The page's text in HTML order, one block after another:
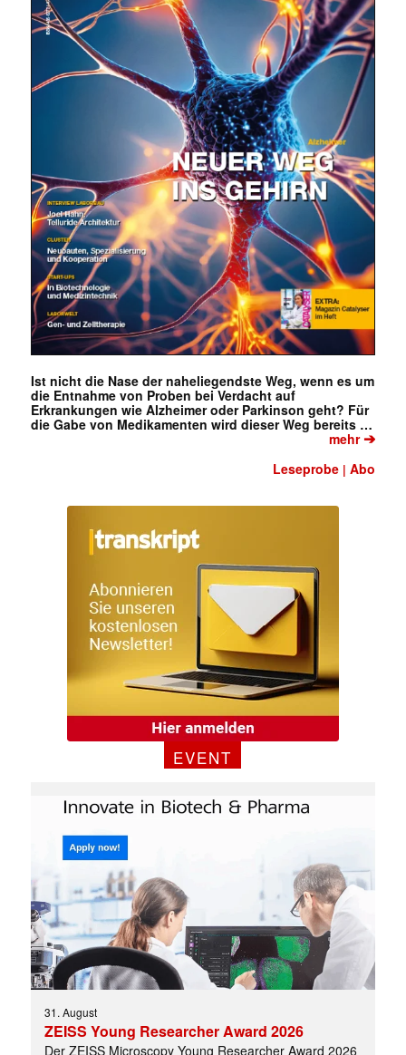
Ist nicht die Nase der naheliegendste Weg, wenn es um
die Entnahme von Proben bei Verdacht auf
Erkrankungen wie Alzheimer oder Parkinson geht? Für
die Gabe von Medikamenten wird dieser Weg bereits …
mehr➔
Leseprobe |Abo
EVENT
31. August
ZEISS Young Researcher Award 2026
Der ZEISS Microscopy Young Researcher Award 2026